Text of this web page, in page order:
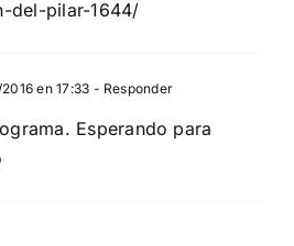
del-pilar-1644/
en 17:33 - Responder
Esperando para